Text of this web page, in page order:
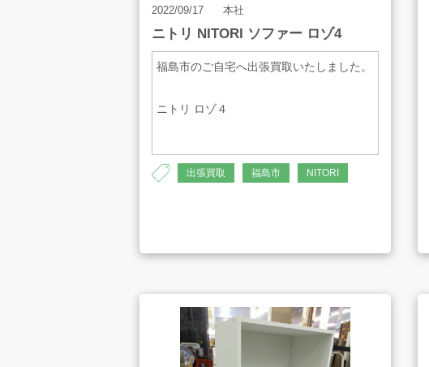
店舗案内
プライバシーポリシー 古物営業法に基づく表示
2022/09/17 本社
ニトリ NITORI ソファー ロゾ4
福島市のご自宅へ出張買取いたしました。
ニトリ ロゾ４
AH-1353出張買取 福島市 NITORI